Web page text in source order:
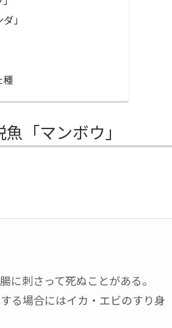
」
種
「マンボウ」
に刺さって死ぬことがある。
る場合にはイカ・エビのすり身